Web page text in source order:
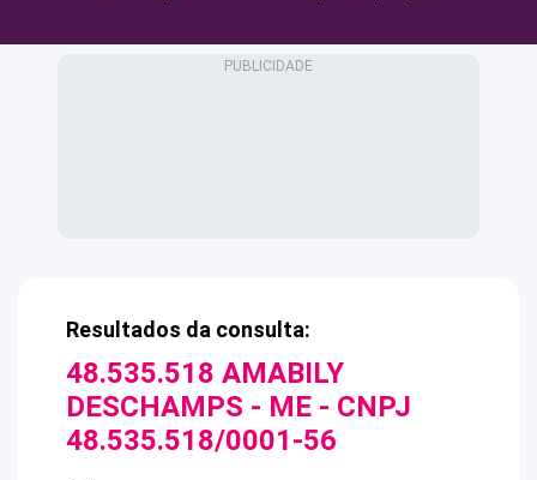
Resultados da consulta:
48.535.518 AMABILY
DESCHAMPS - ME - CNPJ
48.535.518/0001-56